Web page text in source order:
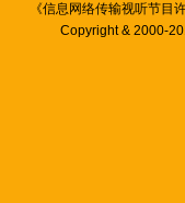
《信息网络传输视听节目
Copyright & 2000-